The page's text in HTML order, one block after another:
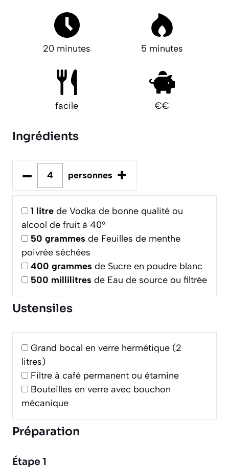
20 minutes 5 minutes
facile €€
Ingrédients
– personnes +
1 litre de Vodka de bonne qualité ou
alcool de fruit à 40°
50 grammes de Feuilles de menthe
poivrée séchées
400 grammes de Sucre en poudre blanc
500 millilitres de Eau de source ou filtrée
Ustensiles
Grand bocal en verre hermétique (2
litres)
Filtre à café permanent ou étamine
Bouteilles en verre avec bouchon
mécanique
Préparation
Étape 1